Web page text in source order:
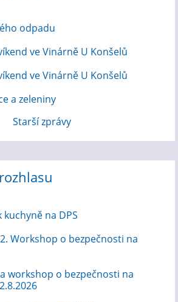
odpadu
ve Vinárně U Konšelů
ve Vinárně U Konšelů
a zeleniny
Starší zprávy
kuchyně na DPS
Workshop o bezpečnosti na
workshop o bezpečnosti na